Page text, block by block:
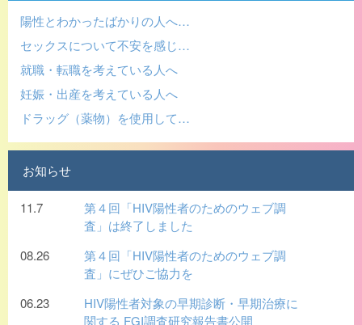
陽性とわかったばかりの人へ…
セックスについて不安を感じ…
就職・転職を考えている人へ
妊娠・出産を考えている人へ
ドラッグ（薬物）を使用して…
お知らせ
11.7
第４回「HIV陽性者のためのウェブ調
査」は終了しました
08.26
第４回「HIV陽性者のためのウェブ調
査」にぜひご協力を
06.23
HIV陽性者対象の早期診断・早期治療に
関する FGI調査研究報告書公開